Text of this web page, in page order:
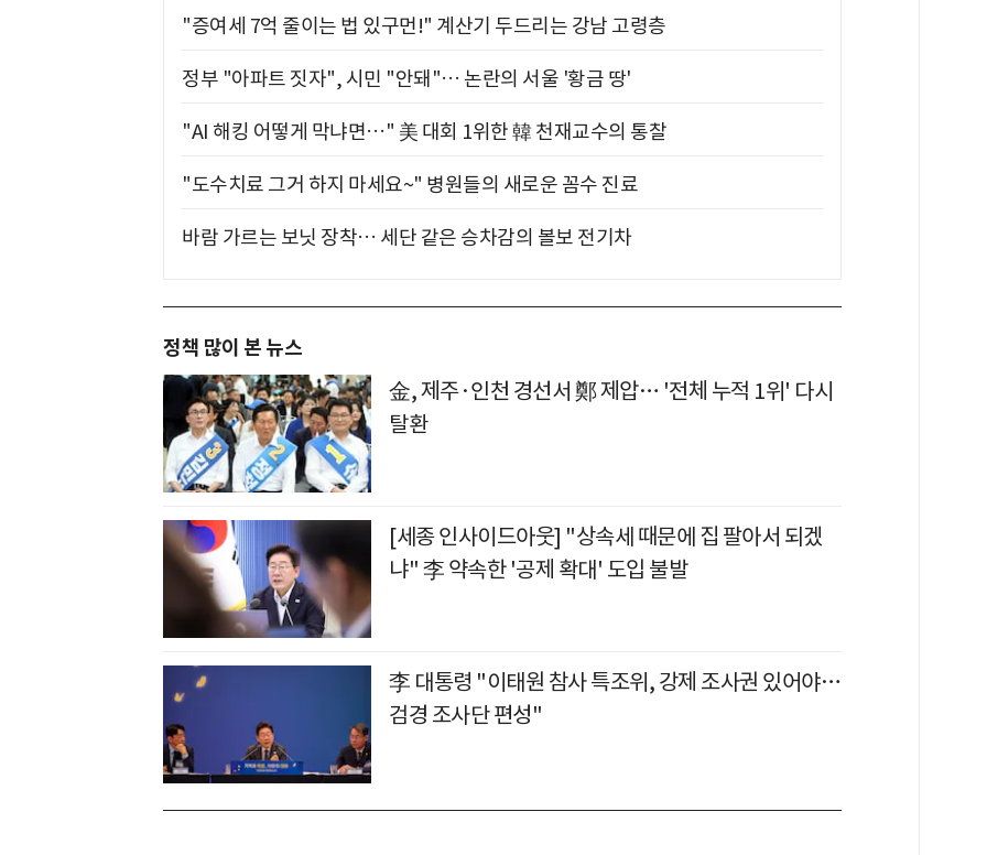
"증여세 7억 줄이는 법 있구먼!" 계산기 두드리는 강남 고령층
정부 "아파트 짓자", 시민 "안돼"… 논란의 서울 '황금 땅'
"AI 해킹 어떻게 막냐면…" 美 대회 1위한 韓 천재교수의 통찰
"도수치료 그거 하지 마세요~" 병원들의 새로운 꼼수 진료
바람 가르는 보닛 장착… 세단 같은 승차감의 볼보 전기차
정책 많이 본 뉴스
金, 제주·인천 경선서 鄭 제압… '전체 누적 1위' 다시
탈환
[세종 인사이드아웃] "상속세 때문에 집 팔아서 되겠
냐" 李 약속한 '공제 확대' 도입 불발
李 대통령 "이태원 참사 특조위, 강제 조사권 있어야…
검경 조사단 편성"